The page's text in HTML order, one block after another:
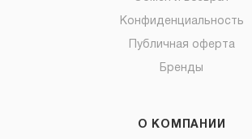
Конфиденциальность
Публичная оферта
Бренды
О КОМПАНИИ